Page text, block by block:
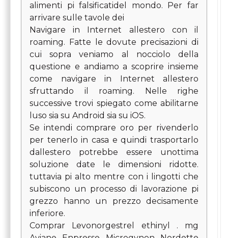
alimenti pi falsificatidel mondo. Per far
arrivare sulle tavole dei
Navigare in Internet allestero con il
roaming. Fatte le dovute precisazioni di
cui sopra veniamo al nocciolo della
questione e andiamo a scoprire insieme
come navigare in Internet allestero
sfruttando il roaming. Nelle righe
successive trovi spiegato come abilitarne
luso sia su Android sia su iOS.
Se intendi comprare oro per rivenderlo
per tenerlo in casa e quindi trasportarlo
dallestero potrebbe essere unottima
soluzione date le dimensioni ridotte.
tuttavia pi alto mentre con i lingotti che
subiscono un processo di lavorazione pi
grezzo hanno un prezzo decisamente
inferiore.
Comprar Levonorgestrel ethinyl . mg